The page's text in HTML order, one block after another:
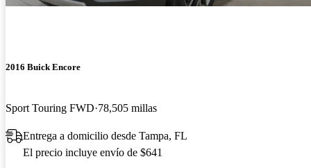
2016 Buick Encore
Sport Touring FWD 78,505 millas
Entrega a domicilio desde Tampa, FL
El precio incluye envío de $641